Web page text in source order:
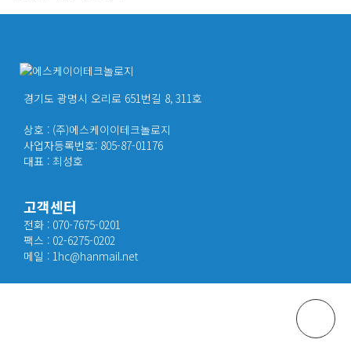
경기도 광명시 오리로 651번길 8, 311호
상호 : (주)에스케이이테크놀로지
사업자등록번호: 805-87-01176
대표 : 최성호
고객센터
전화 : 070-7675-0201
팩스 : 02-6275-0202
메일 : 1hc@hanmail.net